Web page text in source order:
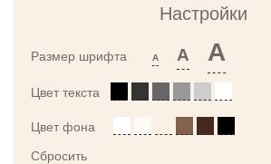
Настройки
Размер шрифта A A A
Цвет текста
Цвет фона
Сбросить